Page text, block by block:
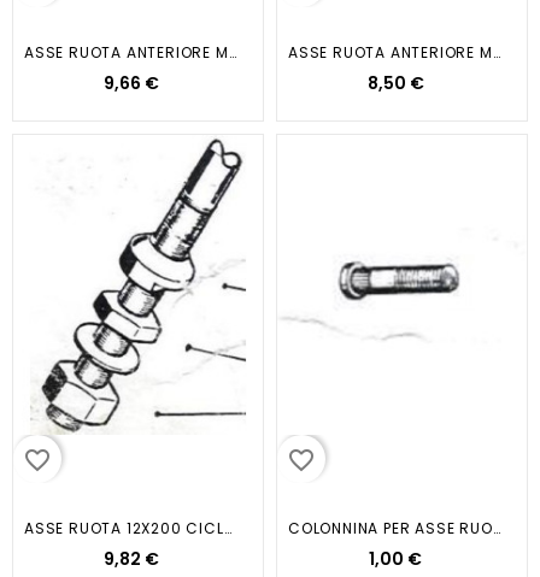
ASSE RUOTA ANTERIORE MM.11X165...
9,66 €
ASSE RUOTA ANTERIORE MM.11X200...
8,50 €
favorite_border
ASSE RUOTA 12X200 CICLOMOTORI VARI
9,82 €
favorite_border
COLONNINA PER ASSE RUOTA...
1,00 €